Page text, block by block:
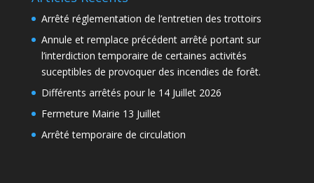
Arrêté réglementation de l’entretien des trottoirs
Annule et remplace précédent arrêté portant sur
l’interdiction temporaire de certaines activités
suceptibles de provoquer des incendies de forêt.
Différents arrêtés pour le 14 Juillet 2026
Fermeture Mairie 13 Juillet
Arrêté temporaire de circulation